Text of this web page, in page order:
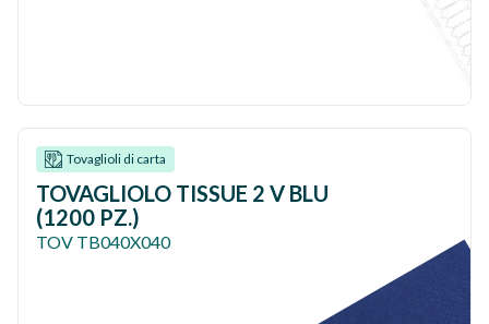
Tovaglioli di carta
TOVAGLIOLO TISSUE 2 V BLU
(1200 PZ.)
TOV TB040X040